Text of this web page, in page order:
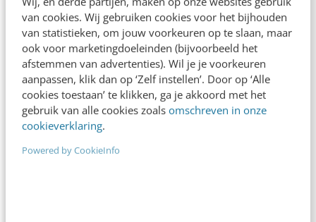
van cookies. Wij gebruiken cookies voor het bijhouden
van statistieken, om jouw voorkeuren op te slaan, maar
ook voor marketingdoeleinden (bijvoorbeeld het
afstemmen van advertenties). Wil je je voorkeuren
aanpassen, klik dan op ‘Zelf instellen’. Door op ‘Alle
cookies toestaan’ te klikken, ga je akkoord met het
gebruik van alle cookies zoals omschreven in onze
cookieverklaring.
Powered by CookieInfo
content beter gevonden. Schrijf je in en bekijk
direct.
Meer weten